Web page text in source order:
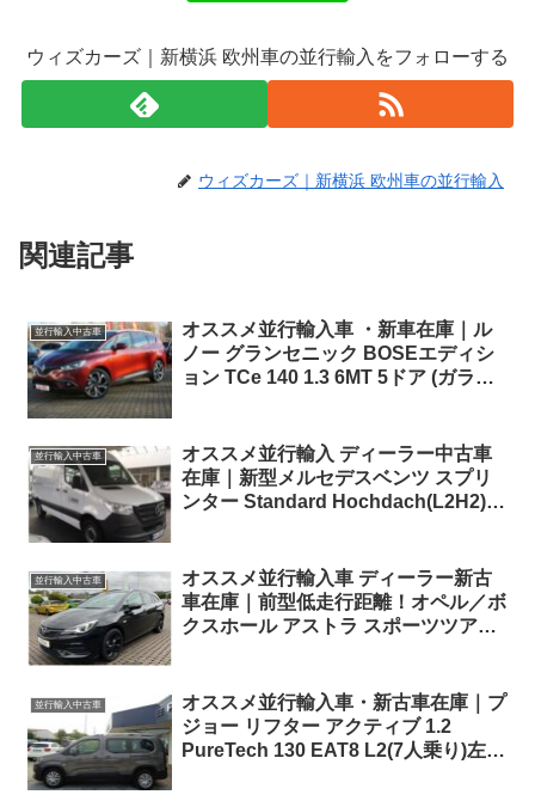
ウィズカーズ｜新横浜 欧州車の並行輸入をフォローする
ウィズカーズ｜新横浜 欧州車の並行輸入
関連記事
並行輸入中古車
オススメ並行輸入車 ・新車在庫｜ル
ノー グランセニック BOSEエディシ
ョン TCe 140 1.3 6MT 5ドア (ガラス
並行輸入中古車
オススメ並行輸入 ディーラー中古車
在庫｜新型メルセデスベンツ スプリ
ンター Standard Hochdach(L2H2)
並行輸入中古車
オススメ並行輸入車 ディーラー新古
車在庫｜前型低走行距離！オペル／ボ
クスホール アストラ スポーツツアラ
並行輸入中古車
オススメ並行輸入車・新古車在庫｜プ
ジョー リフター アクティブ 1.2
PureTech 130 EAT8 L2(7人乗り)左ハ